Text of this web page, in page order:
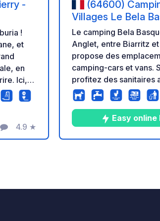
-
!
et
en
Ici,
et
les
au
4.9
Note
★
(64600)
Villages Le Bela
Anglet
Le camping Bela
Anglet, entre Biarritz
propose des
camping-cars et vans.
profitez des sanitaires
toilettes, d'une piscine
bar/restaurant, laverie,
Easy online